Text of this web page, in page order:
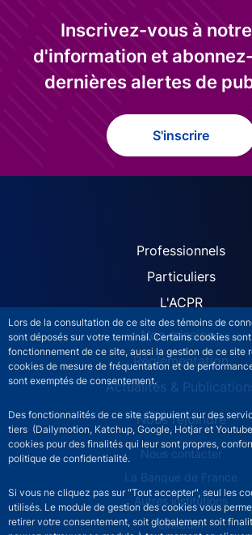
Lors de la consultation de ce site des témoins de
sont déposés sur votre terminal. Certains cookies
fonctionnement de ce site, aussi la gestion de ce site
cookies de mesure de fréquentation et de
sont exemptés de consentement.
Des fonctionnalités de ce site s’appuient sur des
tiers (Dailymotion, Katchup, Google, Hotjar et
cookies pour des finalités qui leur sont propres,
politique de confidentialité.
Si vous ne cliquez pas sur "Tout accepter", seul les
utilisés. Le module de gestion des cookies vous
retirer votre consentement, soit globalement soit
Inscrivez-vous à
d'information et
dernières alertes de
S'inscrire
ACPR siteProfessionnels
Particuliers
L'ACPR
Nos missions
Réglementation
Actualités &
Nous rejoindre
ACPR footer secondary menu (French)
Nous contacter
La Banque de France
Autres institutions
LinkedIn